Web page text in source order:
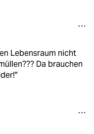
Lebensraum nicht
Da brauchen